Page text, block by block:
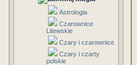
Astrologia
Czarownice
Litewskie
Czary i czarownice
Czary i czarty
polskie